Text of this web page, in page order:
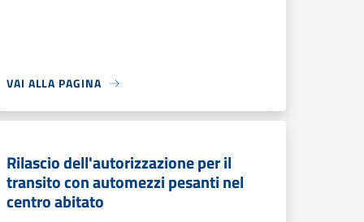
VAI ALLA PAGINA
Rilascio dell'autorizzazione per il
transito con automezzi pesanti nel
centro abitato